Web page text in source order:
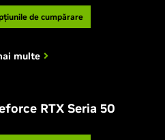
de cumpărare
multe
RTX Seria 50